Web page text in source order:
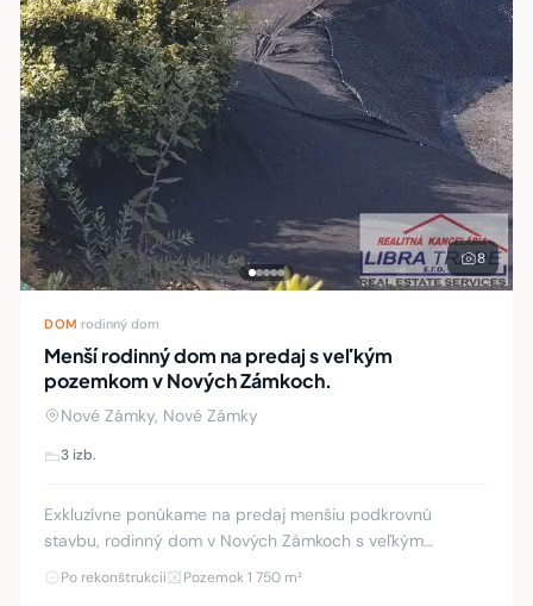
8
DOM rodinný dom
Menší rodinný dom na predaj s veľkým
pozemkom v Nových Zámkoch.
Nové Zámky, Nové Zámky
3 izb.
Exkluzívne ponúkame na predaj menšiu podkrovnú
stavbu, rodinný dom v Nových Zámkoch s veľkým
pozemkom. Podlahová plocha domu je 70 m 2 s +
Po rekonštrukcii Pozemok 1 750 m²